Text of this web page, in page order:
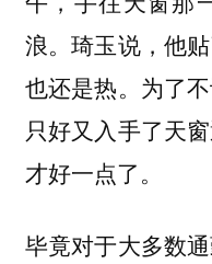
浪。琦玉说，他
也还是热。为了
只好又入手了天
才好一点了。
毕竟对于大多数